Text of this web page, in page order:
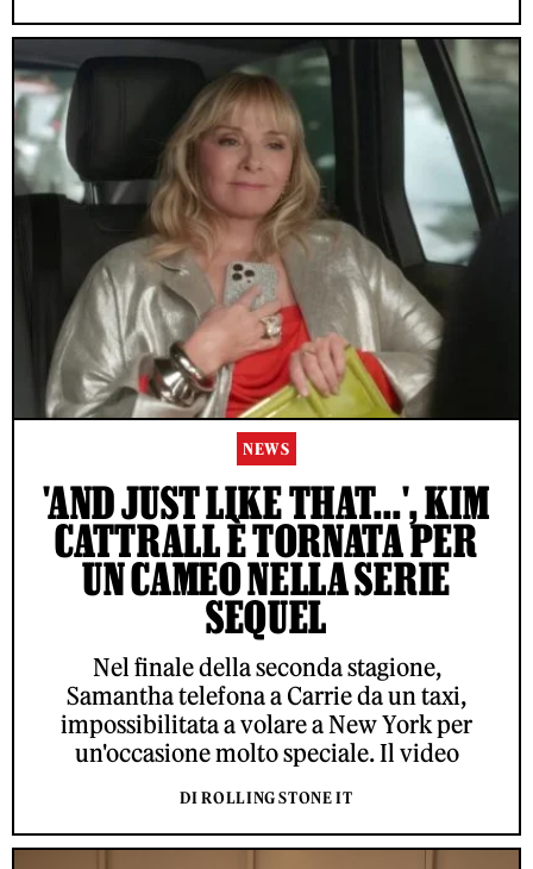
NEWS
'AND JUST LIKE THAT...', KIM
CATTRALL È TORNATA PER
UN CAMEO NELLA SERIE
SEQUEL
Nel finale della seconda stagione,
Samantha telefona a Carrie da un taxi,
impossibilitata a volare a New York per
un'occasione molto speciale. Il video
DI ROLLING STONE IT